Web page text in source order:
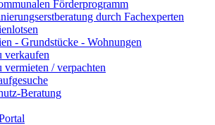
Förderprogramm
durch Fachexperten
- Grundstücke - Wohnungen
verkaufen
vermieten / verpachten
Beratung